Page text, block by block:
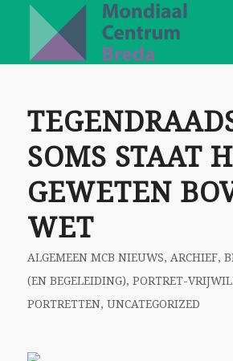
SOMS STAAT
GEWETEN
WET
ALGEMEEN MCB NIEUWS, ARCHIEF,
(EN BEGELEIDING), PORTRET-
PORTRETTEN, UNCATEGORIZED